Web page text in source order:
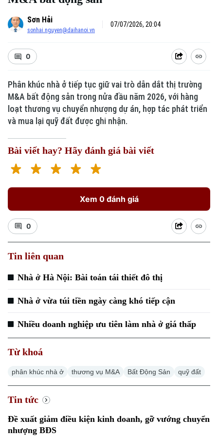
Xu hướng
Sơn Hải
sonhai.nguyen@daihanoi.vn
07/07/2026, 20:04
0
Phân khúc nhà ở tiếp tục giữ vai trò dẫn dắt thị trường
M&A bất động sản trong nửa đầu năm 2026, với hàng
loạt thương vụ chuyển nhượng dự án, hợp tác phát triển
và mua lại quỹ đất được ghi nhận.
Bài viết hay? Hãy đánh giá bài viết
Xem 0 đánh giá
0
Tin liên quan
Nhà ở Hà Nội: Bài toán tái thiết đô thị
Nhà ở vừa túi tiền ngày càng khó tiếp cận
Nhiều doanh nghiệp ưu tiên làm nhà ở giá thấp
Từ khoá
phân khúc nhà ở thương vụ M&A Bất Động Sản quỹ đất
Tin tức
Đề xuất giảm điều kiện kinh doanh, gỡ vướng chuyển
nhượng BĐS